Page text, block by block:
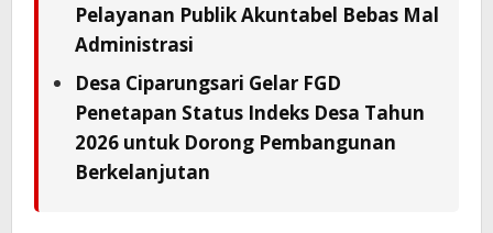
Pelayanan Publik Akuntabel Bebas Mal
Administrasi
Desa Ciparungsari Gelar FGD
Penetapan Status Indeks Desa Tahun
2026 untuk Dorong Pembangunan
Berkelanjutan